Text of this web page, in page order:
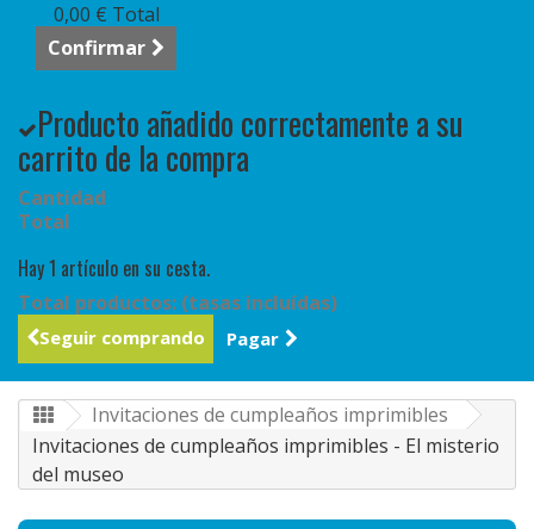
0,00 € Total
Confirmar
Producto añadido correctamente a su
carrito de la compra
Cantidad
Total
Hay 1 artículo en su cesta.
Total productos: (tasas incluídas)
Seguir comprando Pagar
Invitaciones de cumpleaños imprimibles
Invitaciones de cumpleaños imprimibles - El misterio
del museo